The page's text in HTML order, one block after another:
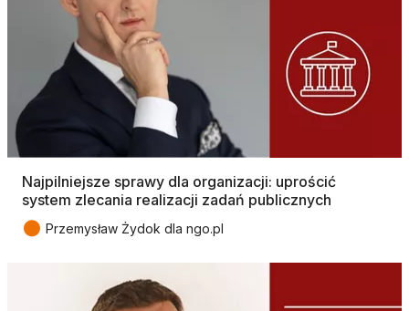
Najpilniejsze sprawy dla organizacji: uprościć
system zlecania realizacji zadań publicznych
● Przemysław Żydok dla ngo.pl